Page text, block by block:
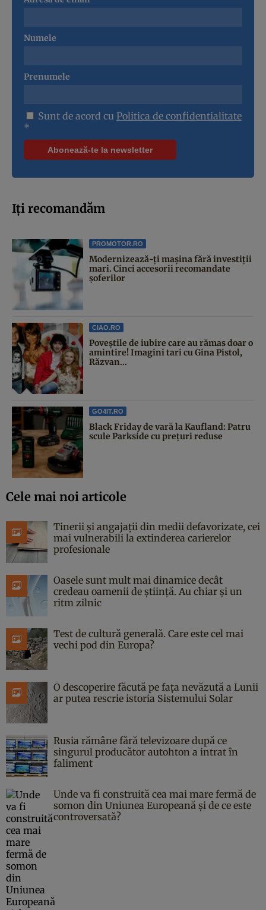
Numele
Prenumele
Sunt de acord cu Politica de confidentialitate
*
Iți recomandăm
PROMOTOR.RO
Modernizează-ți mașina fără investiții
mari. Cinci accesorii recomandate
șoferilor
CIAO.RO
Poveştile de iubire care au rămas doar o
amintire! Imagini tari cu Gina Pistol,
Răzvan...
GO4IT.RO
Black Friday de vară la Kaufland: Patru
scule Parkside cu prețuri reduse
Cele mai noi articole
Tinerii și angajații din medii defavorizate, cei
mai vulnerabili la extinderea carierelor
profesionale
Oasele sunt mult mai dinamice decât
credeau oamenii de știință. Au chiar și un
ritm zilnic
Test de cultură generală. Care este cel mai
vechi pod din Europa?
O descoperire făcută pe fața nevăzută a Lunii
ar putea rescrie istoria Sistemului Solar
Rusia rămâne fără televizoare după ce
singurul producător autohton a intrat în
faliment
Unde va fi construită cea mai mare fermă de
somon din Uniunea Europeană și de ce este
controversată?